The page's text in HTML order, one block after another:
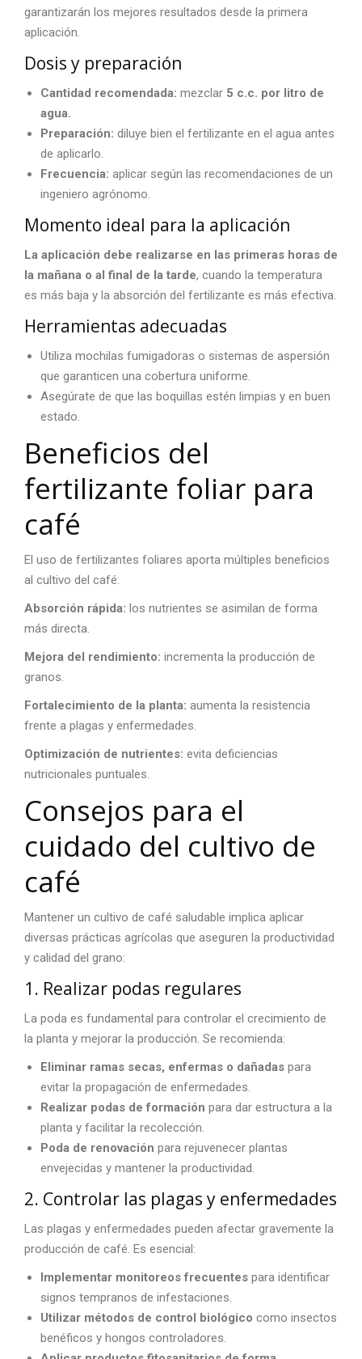
garantizarán los mejores resultados desde la primera
aplicación.
Dosis y preparación
Cantidad recomendada: mezclar 5 c.c. por litro de
agua.
Preparación: diluye bien el fertilizante en el agua antes
de aplicarlo.
Frecuencia: aplicar según las recomendaciones de un
ingeniero agrónomo.
Momento ideal para la aplicación
La aplicación debe realizarse en las primeras horas de
la mañana o al final de la tarde, cuando la temperatura
es más baja y la absorción del fertilizante es más efectiva.
Herramientas adecuadas
Utiliza mochilas fumigadoras o sistemas de aspersión
que garanticen una cobertura uniforme.
Asegúrate de que las boquillas estén limpias y en buen
estado.
Beneficios del
fertilizante foliar para
café
El uso de fertilizantes foliares aporta múltiples beneficios
al cultivo del café:
Absorción rápida: los nutrientes se asimilan de forma
más directa.
Mejora del rendimiento: incrementa la producción de
granos.
Fortalecimiento de la planta: aumenta la resistencia
frente a plagas y enfermedades.
Optimización de nutrientes: evita deficiencias
nutricionales puntuales.
Consejos para el
cuidado del cultivo de
café
Mantener un cultivo de café saludable implica aplicar
diversas prácticas agrícolas que aseguren la productividad
y calidad del grano:
1. Realizar podas regulares
La poda es fundamental para controlar el crecimiento de
la planta y mejorar la producción. Se recomienda:
Eliminar ramas secas, enfermas o dañadas para
evitar la propagación de enfermedades.
Realizar podas de formación para dar estructura a la
planta y facilitar la recolección.
Poda de renovación para rejuvenecer plantas
envejecidas y mantener la productividad.
2. Controlar las plagas y enfermedades
Las plagas y enfermedades pueden afectar gravemente la
producción de café. Es esencial:
Implementar monitoreos frecuentes para identificar
signos tempranos de infestaciones.
Utilizar métodos de control biológico como insectos
benéficos y hongos controladores.